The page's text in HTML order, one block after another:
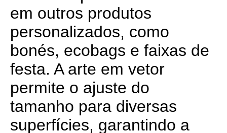
em outros produtos
personalizados, como
bonés, ecobags e faixas de
festa. A arte em vetor
permite o ajuste do
tamanho para diversas
superfícies, garantindo a